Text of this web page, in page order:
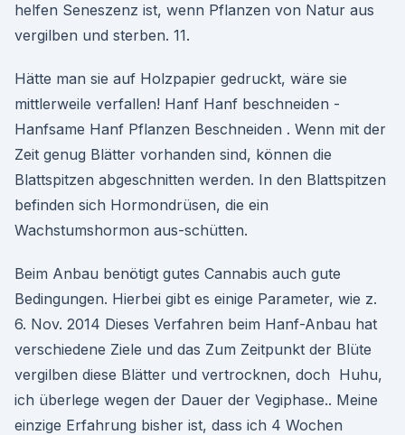
helfen Seneszenz ist, wenn Pflanzen von Natur aus
vergilben und sterben. 11.
Hätte man sie auf Holzpapier gedruckt, wäre sie
mittlerweile verfallen! Hanf Hanf beschneiden -
Hanfsame Hanf Pflanzen Beschneiden . Wenn mit der
Zeit genug Blätter vorhanden sind, können die
Blattspitzen abgeschnitten werden. In den Blattspitzen
befinden sich Hormondrüsen, die ein
Wachstumshormon aus-schütten.
Beim Anbau benötigt gutes Cannabis auch gute
Bedingungen. Hierbei gibt es einige Parameter, wie z.
6. Nov. 2014 Dieses Verfahren beim Hanf-Anbau hat
verschiedene Ziele und das Zum Zeitpunkt der Blüte
vergilben diese Blätter und vertrocknen, doch Huhu,
ich überlege wegen der Dauer der Vegiphase.. Meine
einzige Erfahrung bisher ist, dass ich 4 Wochen